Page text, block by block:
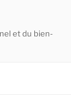
et du bien-